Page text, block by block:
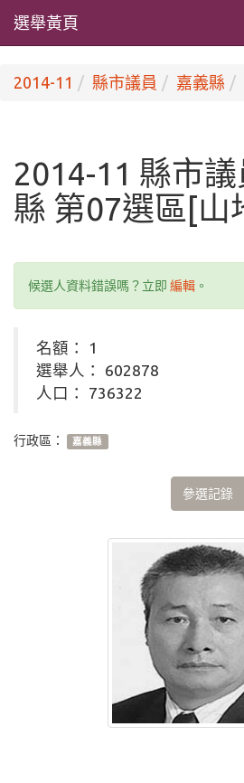
選舉黃頁
2014-11 縣市議員 嘉義縣
2014-11 縣市
縣 第07選區[山
候選人資料錯誤嗎？立即 編輯 。
名額： 1
選舉人： 602878
人口： 736322
行政區： 嘉義縣
參選記錄